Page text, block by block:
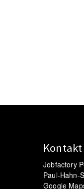
Kontakt
Jobfactory
Paul-Hahn-
Google